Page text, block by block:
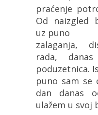
praćenje
Od naizgled
uz puno
zalaganja,
rada,
poduzetnica.
puno sam se
dan danas
ulažem u svoj